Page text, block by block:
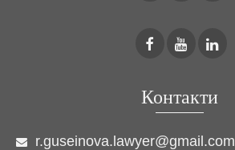
Контакти
r.guseinova.lawyer@gmail.com